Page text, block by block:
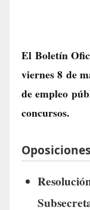
El Boletín
viernes 8 de
de empleo
concursos.